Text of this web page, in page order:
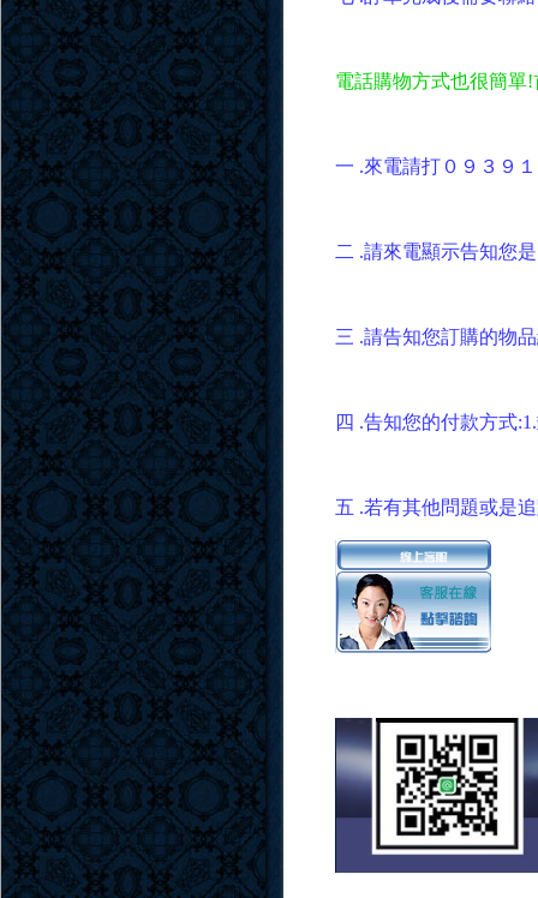
電話購物方式也很簡單!
一 .來電請打０９３９
二 .請來電顯示告知您
三 .請告知您訂購的物
四 .告知您的付款方式
五 .若有其他問題或是